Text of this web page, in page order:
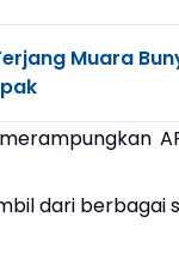
Muara
dari berbagai